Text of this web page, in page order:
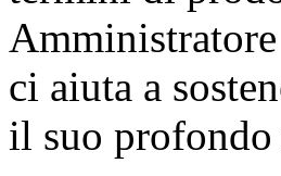
ci aiuta a
il suo profondo